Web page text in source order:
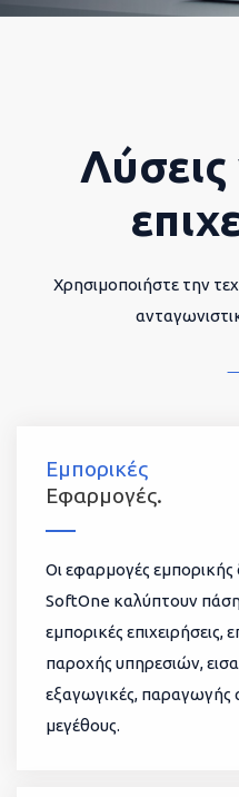
Λύσεις
Χρησιμοποιήστε την
Εμπορικές
Εφαρμογές.
Οι εφαρμογές εμπορικής
SoftOne καλύπτουν
εμπορικές επιχειρήσεις,
παροχής υπηρεσιών,
εξαγωγικές, παραγωγής
μεγέθους.